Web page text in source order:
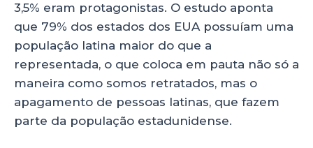
3,5% eram protagonistas. O estudo aponta
que 79% dos estados dos EUA possuíam uma
população latina maior do que a
representada, o que coloca em pauta não só a
maneira como somos retratados, mas o
apagamento de pessoas latinas, que fazem
parte da população estadunidense.